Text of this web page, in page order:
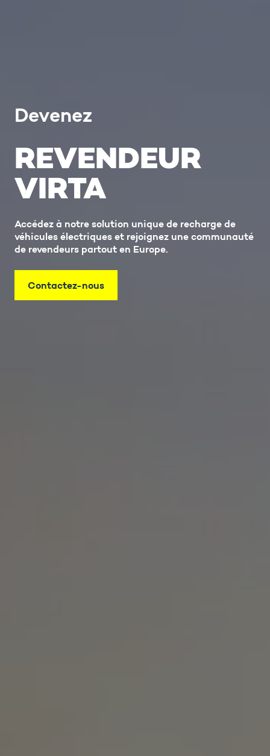
Devenez
REVENDEUR
VIRTA
Accédez à notre solution unique de recharge de
véhicules électriques et rejoignez une communauté
de revendeurs partout en Europe.
Contactez-nous